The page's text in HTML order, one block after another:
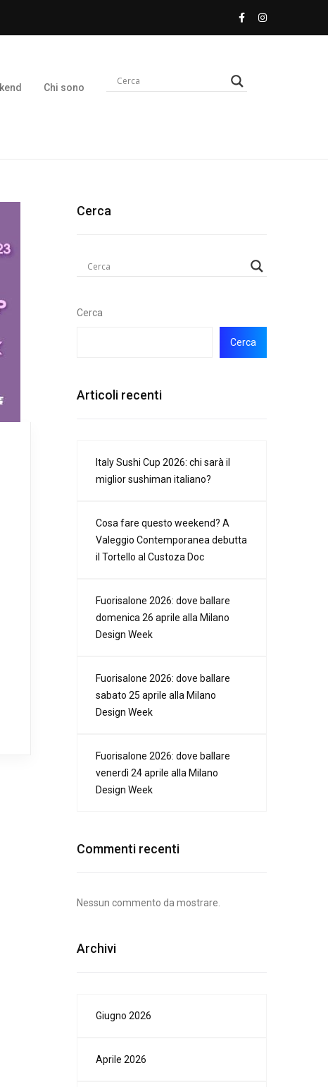
Chi sono
Cerca
Cerca
Cerca
Articoli recenti
Italy Sushi Cup 2026: chi sarà il
miglior sushiman italiano?
Cosa fare questo weekend? A
Valeggio Contemporanea debutta
il Tortello al Custoza Doc
Fuorisalone 2026: dove ballare
domenica 26 aprile alla Milano
Design Week
Fuorisalone 2026: dove ballare
sabato 25 aprile alla Milano
Design Week
Fuorisalone 2026: dove ballare
venerdì 24 aprile alla Milano
Design Week
Commenti recenti
Nessun commento da mostrare.
Archivi
Giugno 2026
Aprile 2026